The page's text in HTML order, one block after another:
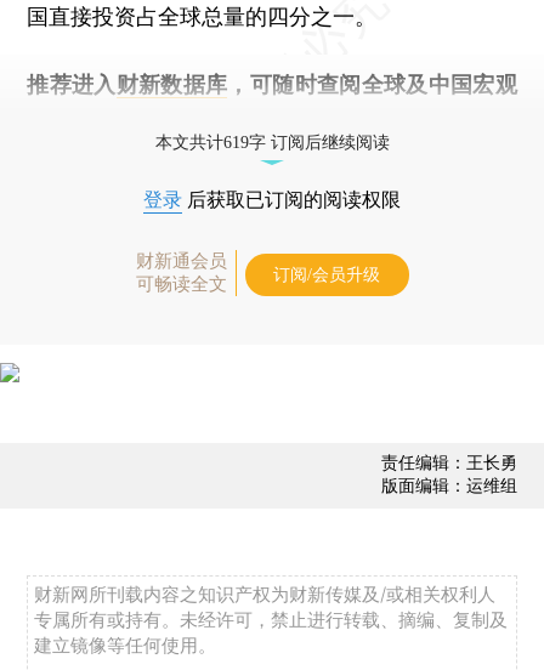
国直接投资占全球总量的四分之一。
推荐进入 财新数据库 ，可随时查阅全球及中国宏观
本文共计619字 订阅后继续阅读
登录 后获取已订阅的阅读权限
财新通会员
可畅读全文
订阅/会员升级
责任编辑：王长勇
版面编辑：运维组
财新网所刊载内容之知识产权为财新传媒及/或相关权利人
专属所有或持有。未经许可，禁止进行转载、摘编、复制及
建立镜像等任何使用。